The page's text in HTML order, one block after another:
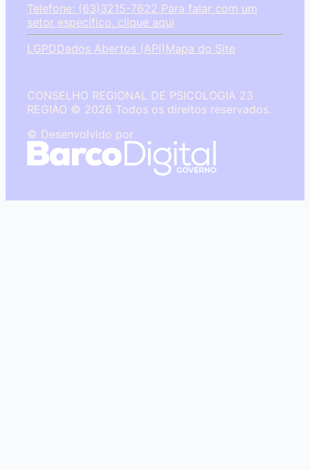
Telefone: (63)3215-7622 Para falar com um
setor específico, clique aqui
LGPDDados Abertos (API)Mapa do Site
CONSELHO REGIONAL DE PSICOLOGIA 23
REGIAO © 2026 Todos os direitos reservados.
© Desenvolvido por